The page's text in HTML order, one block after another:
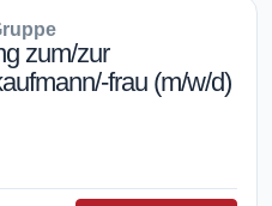
zum/zur
frau (m/w/d)